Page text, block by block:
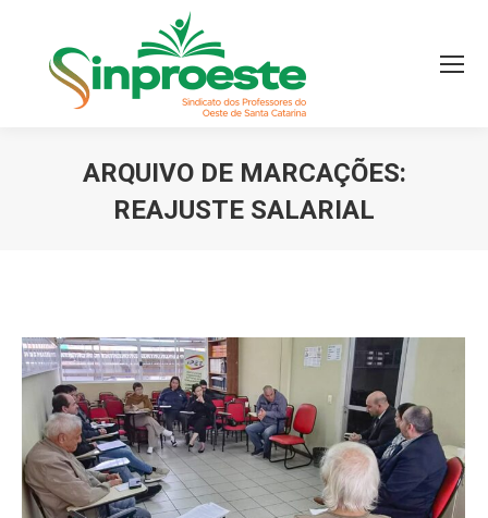
ARQUIVO DE MARCAÇÕES:
REAJUSTE SALARIAL